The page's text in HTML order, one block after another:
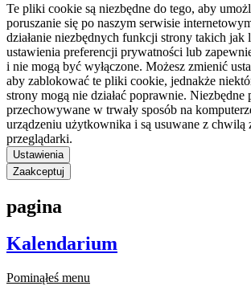
Te pliki cookie są niezbędne do tego, aby
poruszanie się po naszym serwisie
działanie niezbędnych funkcji strony takich jak
ustawienia preferencji prywatności lub
i nie mogą być wyłączone. Możesz zmienić
aby zablokować te pliki cookie, jednakże
strony mogą nie działać poprawnie. Niezbędne
przechowywane w trwały sposób na
urządzeniu użytkownika i są usuwane z chwilą
przeglądarki.
Ustawienia
Zaakceptuj
pagina
Kalendarium
Pominąłeś menu